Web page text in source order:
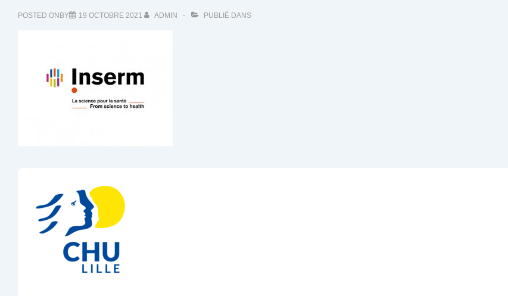
POSTED ONBY 19 OCTOBRE 2021 ADMIN PUBLIÉ DANS